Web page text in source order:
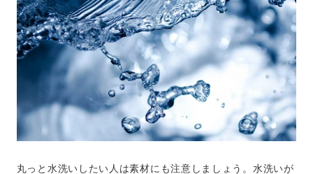
丸っと水洗いしたい人は素材にも注意しましょう。水洗いが